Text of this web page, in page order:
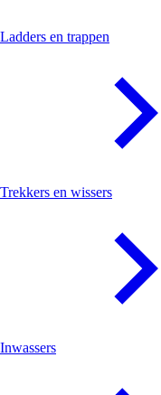
Ladders en trappen
Trekkers en wissers
Inwassers